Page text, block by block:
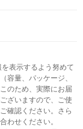
表示するよう努めて
容量、パッケージ、
のため、実際にお届
ざいますので、ご使
確認ください。さら
わせください。